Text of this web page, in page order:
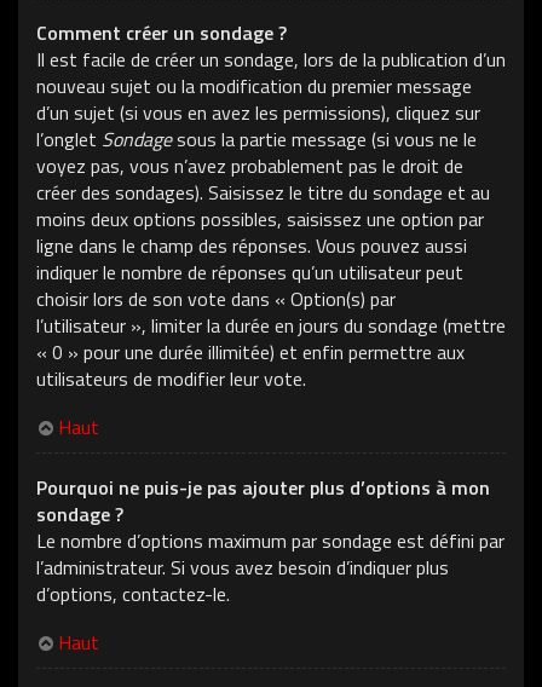
Comment créer un sondage ?
Il est facile de créer un sondage, lors de la publication d’un
nouveau sujet ou la modification du premier message
d’un sujet (si vous en avez les permissions), cliquez sur
l’onglet Sondagesous la partie message (si vous ne le
voyez pas, vous n’avez probablement pas le droit de
créer des sondages). Saisissez le titre du sondage et au
moins deux options possibles, saisissez une option par
ligne dans le champ des réponses. Vous pouvez aussi
indiquer le nombre de réponses qu’un utilisateur peut
choisir lors de son vote dans « Option(s) par
l’utilisateur », limiter la durée en jours du sondage (mettre
« 0 » pour une durée illimitée) et enfin permettre aux
utilisateurs de modifier leur vote.
Haut
Pourquoi ne puis-je pas ajouter plus d’options à mon
sondage ?
Le nombre d’options maximum par sondage est défini par
l’administrateur. Si vous avez besoin d’indiquer plus
d’options, contactez-le.
Haut